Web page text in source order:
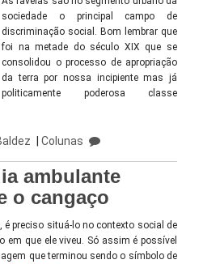
sociedade o principal campo de
discriminação social. Bom lembrar que
foi na metade do século XIX que se
consolidou o processo de apropriação
da terra por nossa incipiente mas já
politicamente poderosa classe
|Colunas
ambulante
o cangaço
é preciso situá-lo no contexto social de
em que ele viveu. Só assim é possível
que terminou sendo o símbolo de